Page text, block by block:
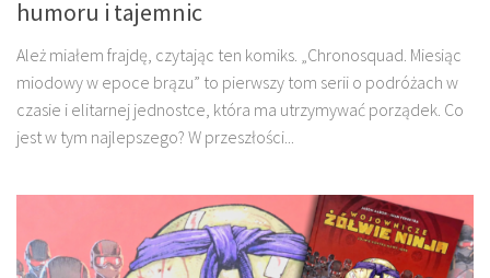
humoru i tajemnic
Ależ miałem frajdę, czytając ten komiks. „Chronosquad. Miesiąc
miodowy w epoce brązu” to pierwszy tom serii o podróżach w
czasie i elitarnej jednostce, która ma utrzymywać porządek. Co
jest w tym najlepszego? W przeszłości...